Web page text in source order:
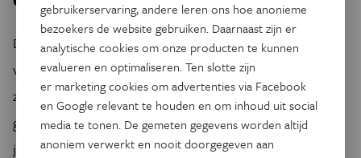
De verwachting is dat de helft van de meestgebruikte
versleutelingssystemen tegen het einde van het decennium
zijn gekraakt. Daarom is Europa lang niet de enige
geïnteresseerde partij. China en de VS hebben de afgelopen
jaren vooruitgang geboekt op dit gebied.
gebruikerservaring, andere leren ons hoe anonieme
bezoekers de website gebruiken. Daarnaast zijn er
analytische cookies om onze producten te kunnen
evalueren en optimaliseren. Ten slotte zijn
er marketing cookies om advertenties via Facebook
en Google relevant te houden en om inhoud uit social
media te tonen. De gemeten gegevens worden altijd
anoniem verwerkt en nooit doorgegeven aan